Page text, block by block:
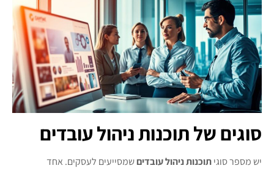
סוגים של תוכנות ניהול עובדים
יש מספר סוגיתוכנות ניהול עובדיםשמסייעים לעסקים. אחד